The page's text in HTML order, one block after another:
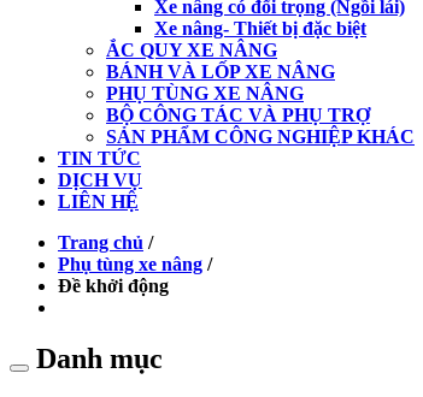
Xe nâng có đối trọng (Ngồi lái)
Xe nâng- Thiết bị đặc biệt
ẮC QUY XE NÂNG
BÁNH VÀ LỐP XE NÂNG
PHỤ TÙNG XE NÂNG
BỘ CÔNG TÁC VÀ PHỤ TRỢ
SẢN PHẨM CÔNG NGHIỆP KHÁC
TIN TỨC
DỊCH VỤ
LIÊN HỆ
Trang chủ /
Phụ tùng xe nâng /
Đề khởi động
Danh mục